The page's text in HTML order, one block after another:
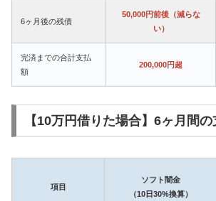
6ヶ月後の残債
50,000円前後（減らな
い）
完済までの合計支払
額
200,000円超
【10万円借りた場合】6ヶ月間
項目
ソフト闇金
（10日30%換算）